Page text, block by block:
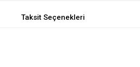
Taksit Seçenekleri